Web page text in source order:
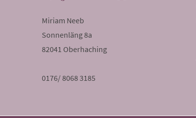
Miriam Neeb
Sonnenläng 8a
82041 Oberhaching
0176/ 8068 3185